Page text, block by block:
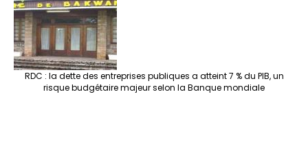
RDC : la dette des entreprises publiques a atteint 7 % du PIB, un
risque budgétaire majeur selon la Banque mondiale